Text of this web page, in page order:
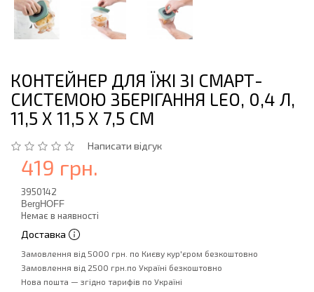
КОНТЕЙНЕР ДЛЯ ЇЖІ ЗІ СМАРТ-
СИСТЕМОЮ ЗБЕРІГАННЯ LEO, 0,4 Л,
11,5 Х 11,5 Х 7,5 СМ
Написати відгук
419 грн.
3950142
BergHOFF
Немає в наявності
Доставка
Замовлення від 5000 грн. по Києву кур'єром безкоштовно
Замовлення від 2500 грн.по Україні безкоштовно
Нова пошта — згідно тарифів по Україні